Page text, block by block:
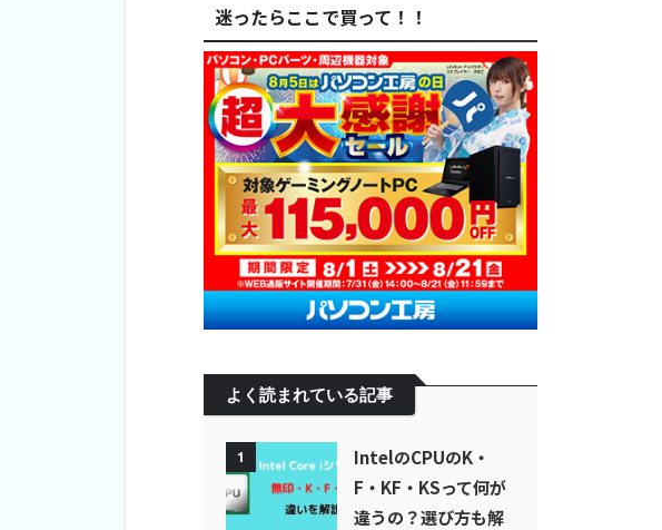
迷ったらここで買って！！
よく読まれている記事
1
IntelのCPUのK・
F・KF・KSって何が
違うの？選び方も解